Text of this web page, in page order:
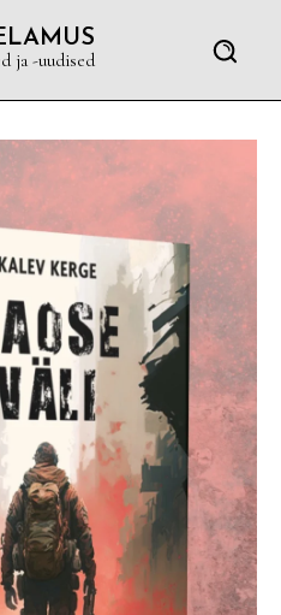
ja -uudised